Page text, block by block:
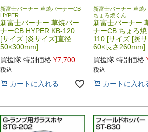
新富士バーナー 草焼バーナーCB
HYPER
新富士バーナー 草焼バー
ナーCB HYPER KB-120
[サイズ:[炎サイズ]直径
50×300mm]
買援隊 特別価格 ¥7,700
税込
カートに入れる
新富士バーナー 草焼
ちょろ焼くん
新富士バーナー
ナーCB ちょろ
110 [サイズ:[炎
60×長さ260mm]
買援隊 特別価格
税込
カートに入れ